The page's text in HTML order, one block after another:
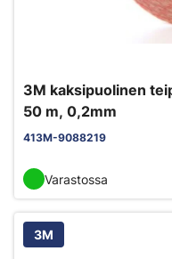
3M kaksipuolinen
50 m, 0,2mm
413M-9088219
Varastossa
3M